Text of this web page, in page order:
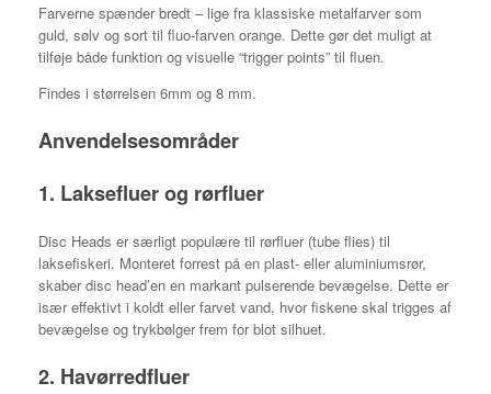
Farverne spænder bredt – lige fra klassiske metalfarver som
guld, sølv og sort til fluo-farven orange. Dette gør det muligt at
tilføje både funktion og visuelle “trigger points” til fluen.
Findes i størrelsen 6mm og 8 mm.
Anvendelsesområder
1. Laksefluer og rørfluer
Disc Heads er særligt populære til rørfluer (tube flies) til
laksefiskeri. Monteret forrest på en plast- eller aluminiumsrør,
skaber disc head’en en markant pulserende bevægelse. Dette er
især effektivt i koldt eller farvet vand, hvor fiskene skal trigges af
bevægelse og trykbølger frem for blot silhuet.
2. Havørredfluer